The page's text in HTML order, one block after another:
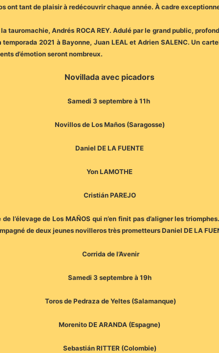
ont tant de plaisir à redécouvrir chaque année. À cadre
tauromachie, Andrés ROCA REY. Adulé par le grand public,
2021 à Bayonne, Juan LEAL et Adrien SALENC. Un
d’émotion seront nombreux.
Novillada avec picadors
Samedi 3 septembre à 11h
Novillos de Los Maños (Saragosse)
Daniel DE LA FUENTE
Yon LAMOTHE
Cristián PAREJO
l’élevage de Los MAÑOS qui n’en finit pas d’aligner les
de deux jeunes novilleros très prometteurs Daniel DE LA
Corrida de l’Avenir
Samedi 3 septembre à 19h
Toros de Pedraza de Yeltes (Salamanque)
Morenito DE ARANDA (Espagne)
Sebastián RITTER (Colombie)